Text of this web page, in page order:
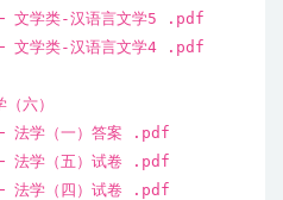
-汉语言文学5 .pdf
-汉语言文学4 .pdf
）
一）答案 .pdf
五）试卷 .pdf
四）试卷 .pdf